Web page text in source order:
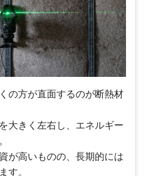
の方が直面するのが断熱材
大きく左右し、エネルギー
が高いものの、長期的には
す。